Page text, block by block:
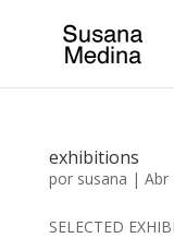
exhibitions
por susana | Abr
SELECTED